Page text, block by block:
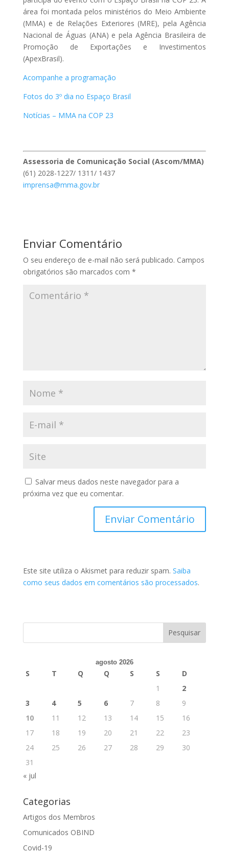
área foi montada pelos ministérios do Meio Ambiente
(MMA) e de Relações Exteriores (MRE), pela Agência
Nacional de Águas (ANA) e pela Agência Brasileira de
Promoção de Exportações e Investimentos
(ApexBrasil).
Acompanhe a programação
Fotos do 3º dia no Espaço Brasil
Notícias – MMA na COP 23
Assessoria de Comunicação Social (Ascom/MMA)
(61) 2028-1227/ 1311/ 1437
imprensa@mma.gov.br
Enviar Comentário
O seu endereço de e-mail não será publicado. Campos
obrigatórios são marcados com *
Salvar meus dados neste navegador para a
próxima vez que eu comentar.
Este site utiliza o Akismet para reduzir spam. Saiba
como seus dados em comentários são processados.
agosto 2026
S T Q Q S S
D
1
2
3
4 5 6 7 8
9
10
11 12 13 14 15
16
17
18 19 20 21 22
23
24
25 26 27 28 29
30
31
« jul
Categorias
Artigos dos Membros
Comunicados OBIND
Covid-19